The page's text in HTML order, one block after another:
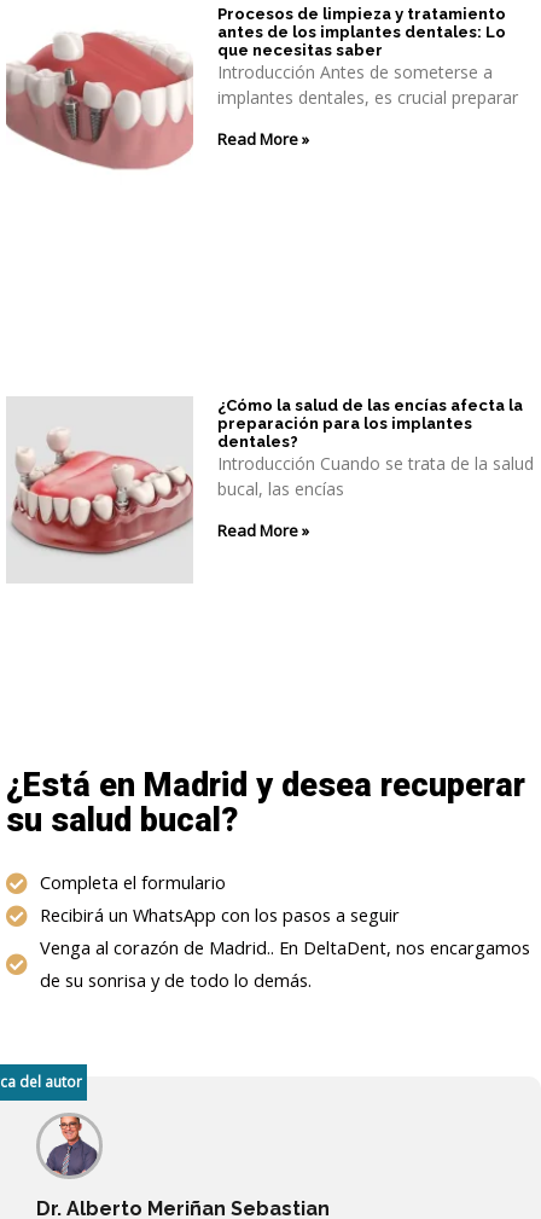
Procesos de limpieza y tratamiento
antes de los implantes dentales: Lo
que necesitas saber
Introducción Antes de someterse a
implantes dentales, es crucial preparar
Read More »
¿Cómo la salud de las encías afecta la
preparación para los implantes
dentales?
Introducción Cuando se trata de la salud
bucal, las encías
Read More »
¿Está en Madrid y desea recuperar
su salud bucal?
Completa el formulario
Recibirá un WhatsApp con los pasos a seguir
Venga al corazón de Madrid.. En DeltaDent, nos encargamos
de su sonrisa y de todo lo demás.
del autor
Dr. Alberto Meriñan Sebastian